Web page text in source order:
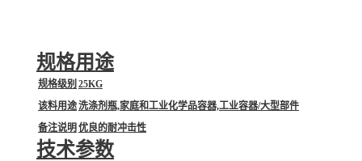
规格用途
规格级别 25KG
该料用途洗涤剂瓶,家庭和工业化学品容器,工业容器/大型部件
备注说明 优良的耐冲击性
技术参数